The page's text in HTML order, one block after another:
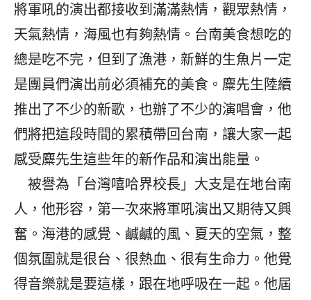
將軍吼的演出都接收到滿滿熱情，觀眾熱情，
天氣熱情，海風也有夠熱情。台南美食想吃的
總是吃不完，但到了漁港，新鮮的生魚片一定
是團員們演出前必須補充的美食。麋先生陸續
推出了不少的新歌，也辦了不少的演唱會，他
們將把這段時間的累積帶回台南，讓大家一起
感受麋先生這些年的新作品和演出能量。
被譽為「台灣嘻哈界校長」大支是在地台南
人，他形容，第一次來將軍吼演出又期待又興
奮。海港的感覺、鹹鹹的風、夏天的空氣，整
個氛圍就是很台、很熱血、很有生命力。他覺
得音樂就是要這樣，跟在地呼吸在一起。他屆